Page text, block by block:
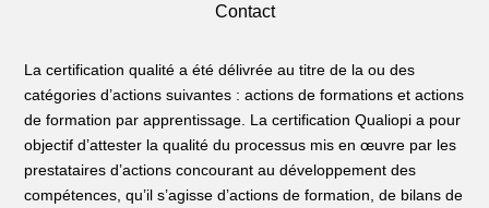
Contact
La certification qualité a été délivrée au titre de la ou des
catégories d’actions suivantes : actions de formations et actions
de formation par apprentissage. La certification Qualiopi a pour
objectif d’attester la qualité du processus mis en œuvre par les
prestataires d’actions concourant au développement des
compétences, qu’il s’agisse d’actions de formation, de bilans de